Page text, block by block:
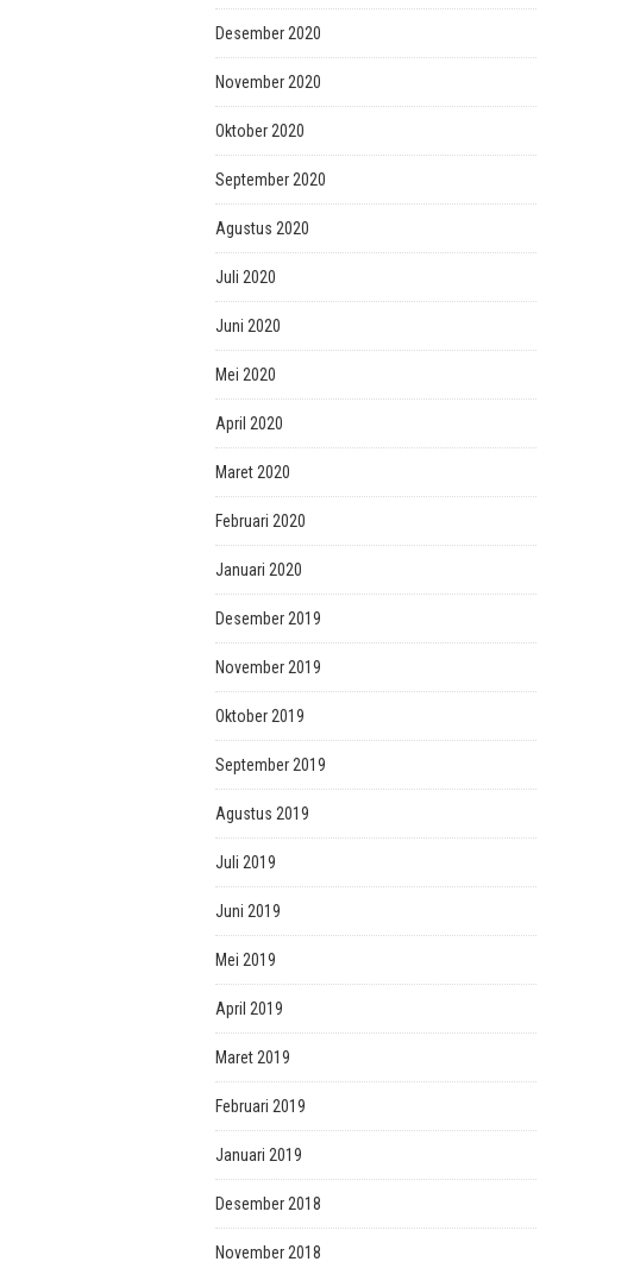
Desember 2020
November 2020
Oktober 2020
September 2020
Agustus 2020
Juli 2020
Juni 2020
Mei 2020
April 2020
Maret 2020
Februari 2020
Januari 2020
Desember 2019
November 2019
Oktober 2019
September 2019
Agustus 2019
Juli 2019
Juni 2019
Mei 2019
April 2019
Maret 2019
Februari 2019
Januari 2019
Desember 2018
November 2018